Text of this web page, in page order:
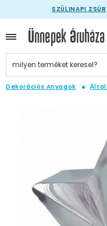
SZÜLINAPI ZSÚR
Dekorációs Anyagok